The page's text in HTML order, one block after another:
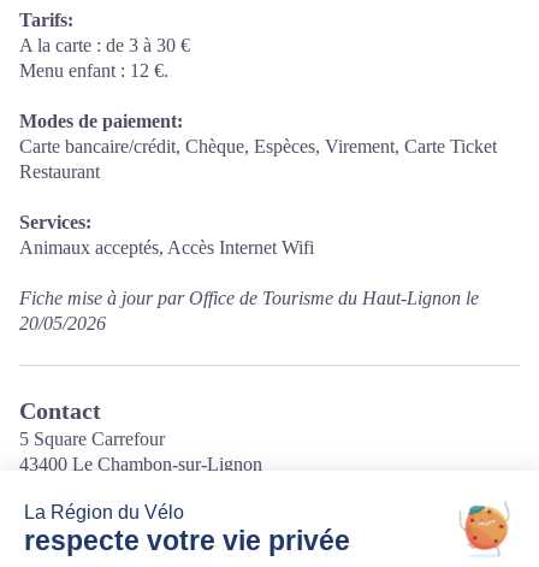
Tarifs:
A la carte : de 3 à 30 €
Menu enfant : 12 €.
Modes de paiement:
Carte bancaire/crédit, Chèque, Espèces, Virement, Carte Ticket
Restaurant
Services:
Animaux acceptés, Accès Internet Wifi
Fiche mise à jour par Office de Tourisme du Haut-Lignon le
20/05/2026
Contact
5 Square Carrefour
43400 Le Chambon-sur-Lignon
Courriel:
cairnbydyjo@gmail.com